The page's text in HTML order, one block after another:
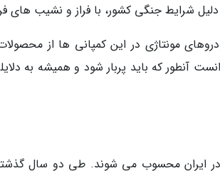
شرایط جنگی کشور، با فراز و نشیب های
مونتاژی در این کمپانی ها از
آنطور که باید پربار شود و همیشه به
ایران محسوب می شوند. طی دو سال